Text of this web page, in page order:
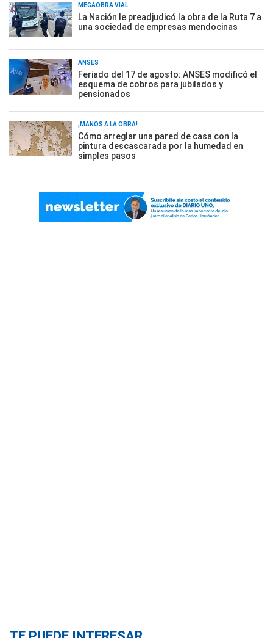
MEGAOBRA VIAL
La Nación le preadjudicó la obra de la Ruta 7 a
una sociedad de empresas mendocinas
ANSES
Feriado del 17 de agosto: ANSES modificó el
esquema de cobros para jubilados y
pensionados
¡MANOS A LA OBRA!
Cómo arreglar una pared de casa con la
pintura descascarada por la humedad en
simples pasos